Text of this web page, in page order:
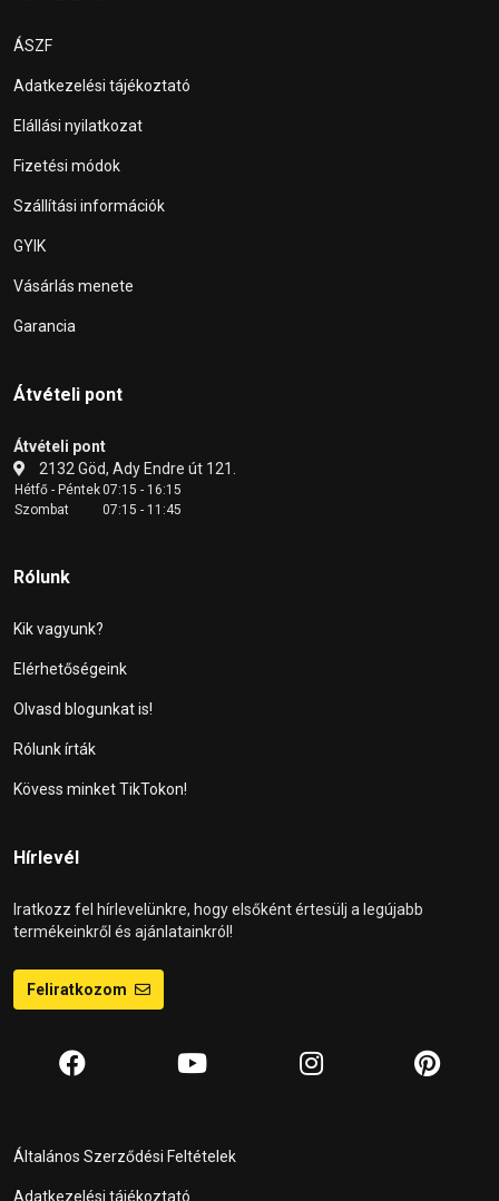
ÁSZF
Adatkezelési tájékoztató
Elállási nyilatkozat
Fizetési módok
Szállítási információk
GYIK
Vásárlás menete
Garancia
Átvételi pont
Átvételi pont
2132 Göd, Ady Endre út 121.
Hétfő - Péntek07:15 - 16:15
Szombat
07:15 - 11:45
Rólunk
Kik vagyunk?
Elérhetőségeink
Olvasd blogunkat is!
Rólunk írták
Kövess minket TikTokon!
Hírlevél
Iratkozz fel hírlevelünkre, hogy elsőként értesülj a legújabb
termékeinkről és ajánlatainkról!
Feliratkozom
Általános Szerződési Feltételek
Adatkezelési tájékoztató